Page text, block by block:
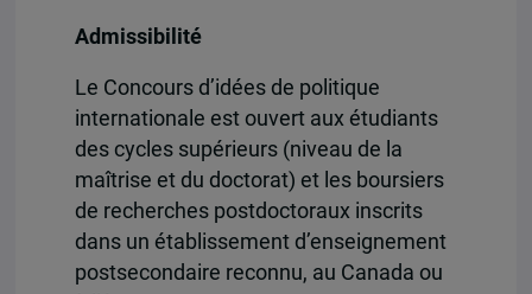
Admissibilité
Le Concours d’idées de politique
internationale est ouvert aux étudiants
des cycles supérieurs (niveau de la
maîtrise et du doctorat) et les boursiers
de recherches postdoctoraux inscrits
dans un établissement d’enseignement
postsecondaire reconnu, au Canada ou